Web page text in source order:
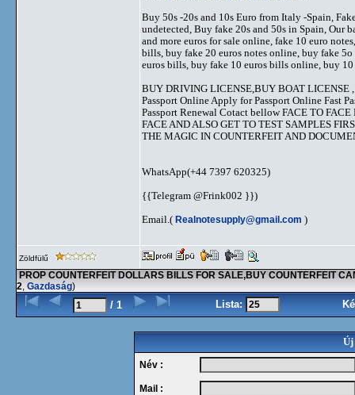
Buy 50s -20s and 10s Euro from Italy -Spain,
undetected, Buy fake 20s and 50s in Spain, Our
and more euros for sale online, fake 10 euro
bills, buy fake 20 euros notes online, buy fake
euros bills, buy fake 10 euros bills online, buy
BUY DRIVING LICENSE,BUY BOAT
Passport Online Apply for Passport Online Fast
Passport Renewal Cotact bellow FACE TO
FACE AND ALSO GET TO TEST SAMPLES
THE MAGIC IN COUNTERFEIT AND
WhatsApp(+44 7397 620325)
{{Telegram @Frink002 }})
Email.( Realnotesupply@gmail.com )
Zöldfülű
PROP COUNTERFEIT DOLLARS BILLS FOR SALE,BUY COUNTERFEIT
2, Gazdaság)
/ 1 Lista:
Új
Név :
Mail :